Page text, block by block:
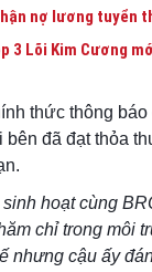
nợ lương tuyển
3 Lõi Kim Cương
thức thông báo
đã đạt thỏa
hoạt cùng
chỉ trong môi
nhưng cậu ấy